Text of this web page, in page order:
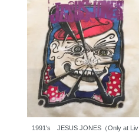
1991's JESUS JONES（Only at Liv